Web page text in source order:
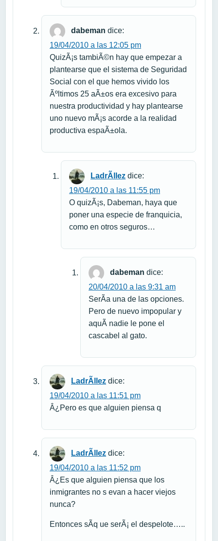
dabeman dice:
19/04/2010 a las 12:05 pm
QuizÃ¡s tambiÃ©n hay que empezar a
plantearse que el sistema de Seguridad
Social con el que hemos vivido los
Ãºltimos 25 aÃ±os era excesivo para
nuestra productividad y hay plantearse
uno nuevo mÃ¡s acorde a la realidad
productiva espaÃ±ola.
LadrÃ­llez dice:
19/04/2010 a las 11:55 pm
O quizÃ¡s, Dabeman, haya que
poner una especie de franquicia,
como en otros seguros…
dabeman dice:
20/04/2010 a las 9:31 am
SerÃ­a una de las opciones.
Pero de nuevo impopular y
aquÃ­ nadie le pone el
cascabel al gato.
LadrÃ­llez dice:
19/04/2010 a las 11:51 pm
Â¿Pero es que alguien piensa q
LadrÃ­llez dice:
19/04/2010 a las 11:52 pm
Â¿Es que alguien piensa que los
inmigrantes no s evan a hacer viejos
nunca?
Entonces sÃ­q ue serÃ¡ el despelote…..